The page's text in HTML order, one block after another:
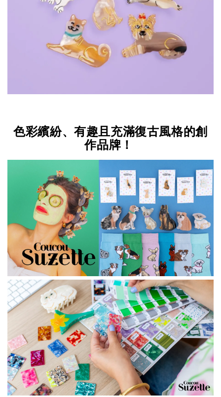
色彩繽紛、有趣且充滿復古風格的創
作品牌！